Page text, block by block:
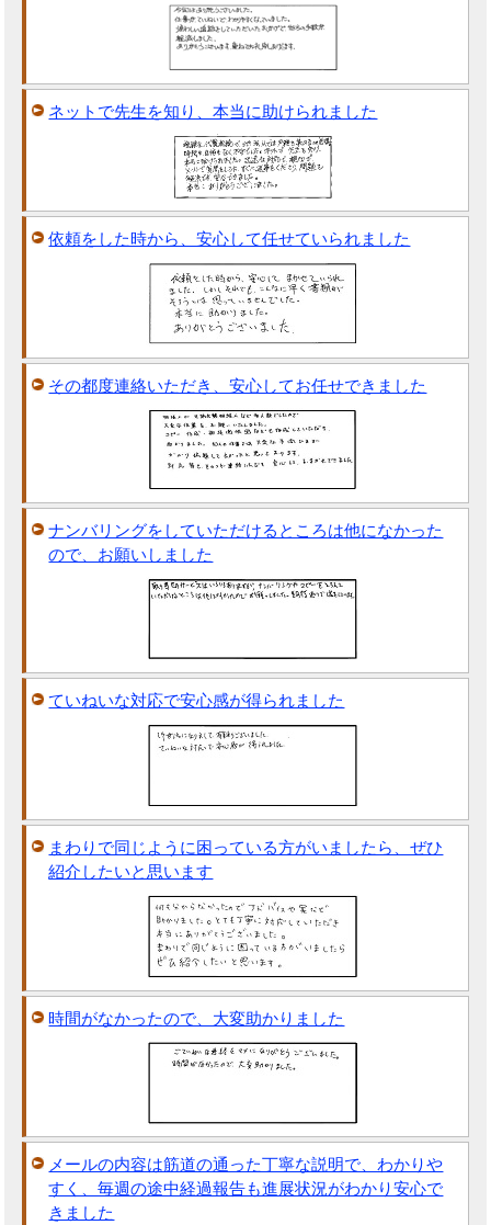
ネットで先生を知り、本当に助けられました
依頼をした時から、安心して任せていられました
その都度連絡いただき、安心してお任せできました
ナンバリングをしていただけるところは他になかった
ので、お願いしました
ていねいな対応で安心感が得られました
まわりで同じように困っている方がいましたら、ぜひ
紹介したいと思います
時間がなかったので、大変助かりました
メールの内容は筋道の通った丁寧な説明で、わかりや
すく、毎週の途中経過報告も進展状況がわかり安心で
きました